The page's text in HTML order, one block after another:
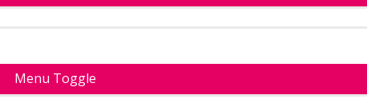
Menu Toggle